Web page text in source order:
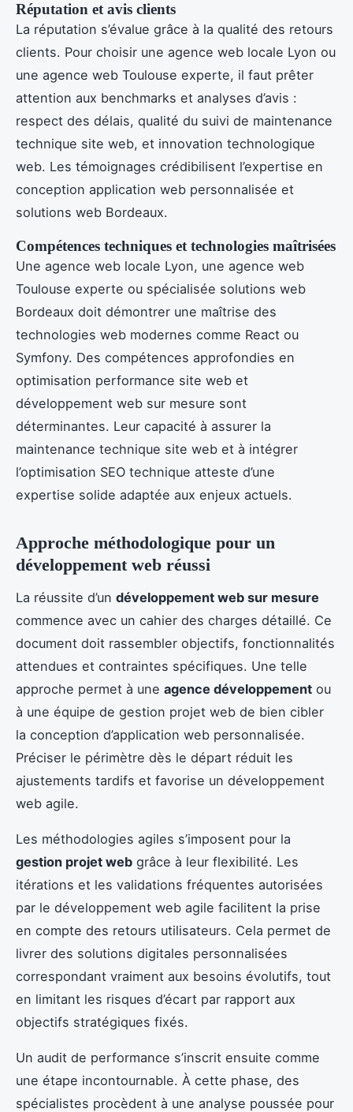
Réputation et avis clients
La réputation s’évalue grâce à la qualité des retours
clients. Pour choisir une agence web locale Lyon ou
une agence web Toulouse experte, il faut prêter
attention aux benchmarks et analyses d’avis :
respect des délais, qualité du suivi de maintenance
technique site web, et innovation technologique
web. Les témoignages crédibilisent l’expertise en
conception application web personnalisée et
solutions web Bordeaux.
Compétences techniques et technologies maîtrisées
Une agence web locale Lyon, une agence web
Toulouse experte ou spécialisée solutions web
Bordeaux doit démontrer une maîtrise des
technologies web modernes comme React ou
Symfony. Des compétences approfondies en
optimisation performance site web et
développement web sur mesure sont
déterminantes. Leur capacité à assurer la
maintenance technique site web et à intégrer
l’optimisation SEO technique atteste d’une
expertise solide adaptée aux enjeux actuels.
Approche méthodologique pour un
développement web réussi
La réussite d’un développement web sur mesure
commence avec un cahier des charges détaillé. Ce
document doit rassembler objectifs, fonctionnalités
attendues et contraintes spécifiques. Une telle
approche permet à une agence développement ou
à une équipe de gestion projet web de bien cibler
la conception d’application web personnalisée.
Préciser le périmètre dès le départ réduit les
ajustements tardifs et favorise un développement
web agile.
Les méthodologies agiles s’imposent pour la
gestion projet web grâce à leur flexibilité. Les
itérations et les validations fréquentes autorisées
par le développement web agile facilitent la prise
en compte des retours utilisateurs. Cela permet de
livrer des solutions digitales personnalisées
correspondant vraiment aux besoins évolutifs, tout
en limitant les risques d’écart par rapport aux
objectifs stratégiques fixés.
Un audit de performance s’inscrit ensuite comme
une étape incontournable. À cette phase, des
spécialistes procèdent à une analyse poussée pour